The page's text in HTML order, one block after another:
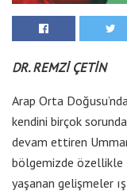
DR. REMZİ ÇETİN
Arap Orta
kendini birçok
devam ettiren
bölgemizde özellikle
yaşanan gelişmeler